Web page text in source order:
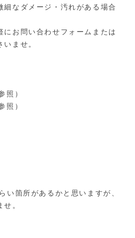
なダメージ・汚れがある場合
お問い合わせフォームまたは
ませ。
照）
照）
箇所があるかと思いますが、
。